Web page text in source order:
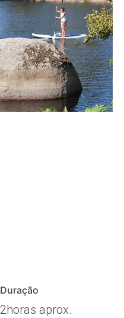
Duração
2horas aprox.